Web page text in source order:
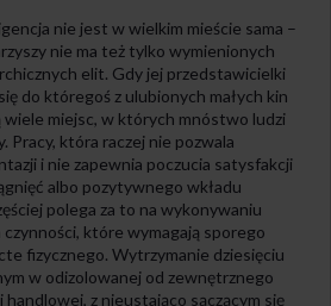
nie jest w wielkim mieście sama –
nie ma też tylko wymienionych
elit. Gdy jej przedstawicielki
do któregoś z ulubionych małych kin
wiele miejsc, w których mnóstwo ludzi
Pracy, która raczej nie pozwala
i nie zapewnia poczucia satysfakcji
albo pozytywnego wkładu
polega za to na wykonywaniu
które wymagają sporego
fizycznego. Wytrzymanie dziesięciu
w odizolowanej od zewnętrznego
z nieustająco sączącym się